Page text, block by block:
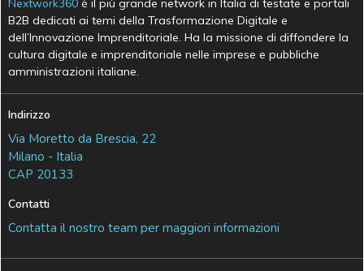
Nextwork360 è il più grande network in Italia di testate e portali
B2B dedicati ai temi della Trasformazione Digitale e
dell’Innovazione Imprenditoriale. Ha la missione di diffondere la
cultura digitale e imprenditoriale nelle imprese e pubbliche
amministrazioni italiane.
Indirizzo
Via Moretto da Brescia, 22
Milano - Italia
CAP 20133
Contatti
Contatta il nostro team per maggiori informazioni